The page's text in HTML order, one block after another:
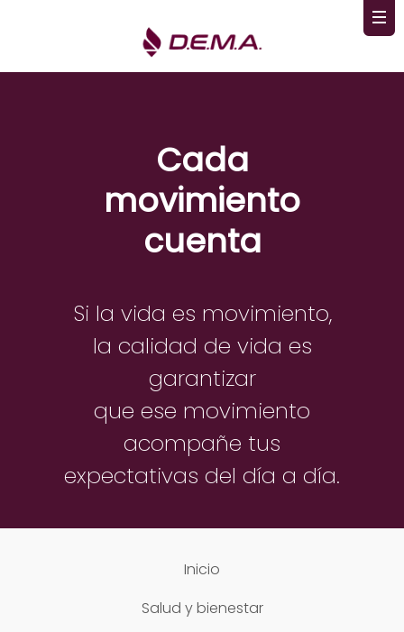
Cada
movimiento
cuenta
Si la vida es movimiento,
la calidad de vida es
garantizar
que ese movimiento
acompañe tus
expectativas del día a día.
Inicio
Salud y bienestar